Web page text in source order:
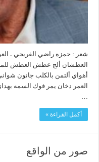
شعر : حمزه راضي الفريجي ـ
العطشان ألج عطش العطش
أهواي ألتمن بالكلب جانون
العمر دخان يمر فوك السمه
…
أكمل القراءة »
صور من الواقع